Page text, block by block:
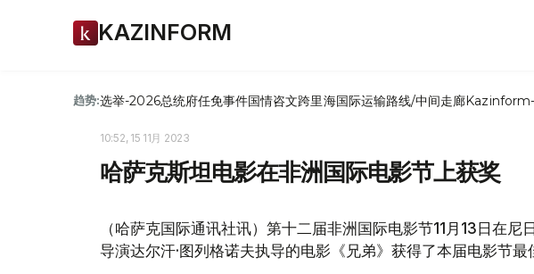
KAZINFORM
趋势:选举-2026总统府任免事件国情咨文跨里海国际运输路线/中间走廊
10:52, 15 11月 2023
哈萨克斯坦电影在非洲国际电影节上获奖
（哈萨克国际通讯社讯）第十二届非洲国际电影节11月13日在
导演达尔汗·图列格诺夫执导的电影《兄弟》获得了本届电影节最